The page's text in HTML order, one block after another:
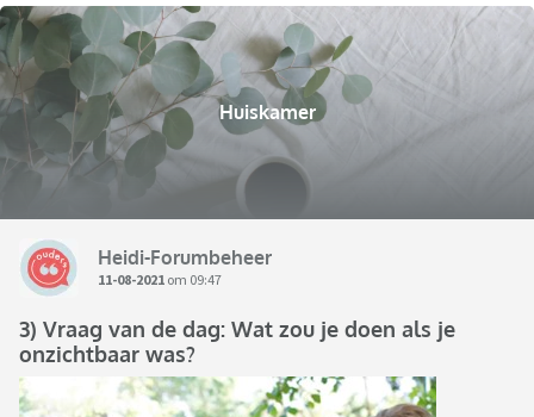
Huiskamer
Heidi-Forumbeheer
11-08-2021 om 09:47
3) Vraag van de dag: Wat zou je doen als je
onzichtbaar was?